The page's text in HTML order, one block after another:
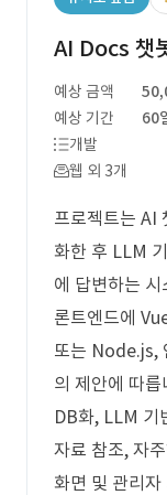
AI Docs 챗
예상 금액
예상 기간
60
개발
웹 외 3개
프로젝트는 AI
화한 후 LLM
에 답변하는
론트엔드에
또는 Node.js,
의 제안에 따릅
DB화, LLM 기
자료 참조, 자
화면 및 관리